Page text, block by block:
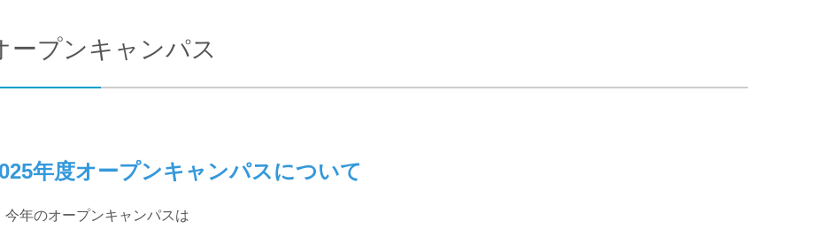
問い合わせ交通アクセス
ープンキャンパス
年度オープンキャンパスについて
今年のオープンキャンパスは